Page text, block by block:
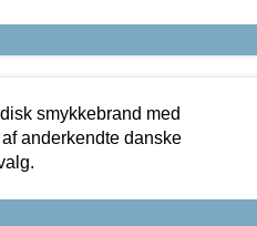
smykkebrand med
anderkendte danske